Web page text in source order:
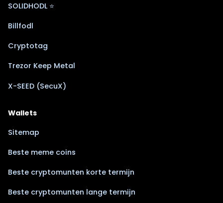
SOLIDHODL ⭐
Billfodl
Cryptotag
Trezor Keep Metal
X-SEED (SecuX)
Wallets
Sitemap
Beste meme coins
Beste cryptomunten korte termijn
Beste cryptomunten lange termijn